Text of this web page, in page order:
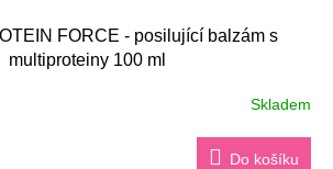
FORCE - posilující balzám s
multiproteiny 100 ml
Skladem
Do košíku